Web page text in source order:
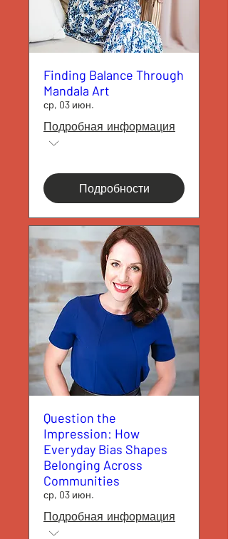
Finding Balance Through
Mandala Art
ср, 03 июн.
Подробная информация
Подробности
Question the
Impression: How
Everyday Bias Shapes
Belonging Across
Communities
ср, 03 июн.
Подробная информация